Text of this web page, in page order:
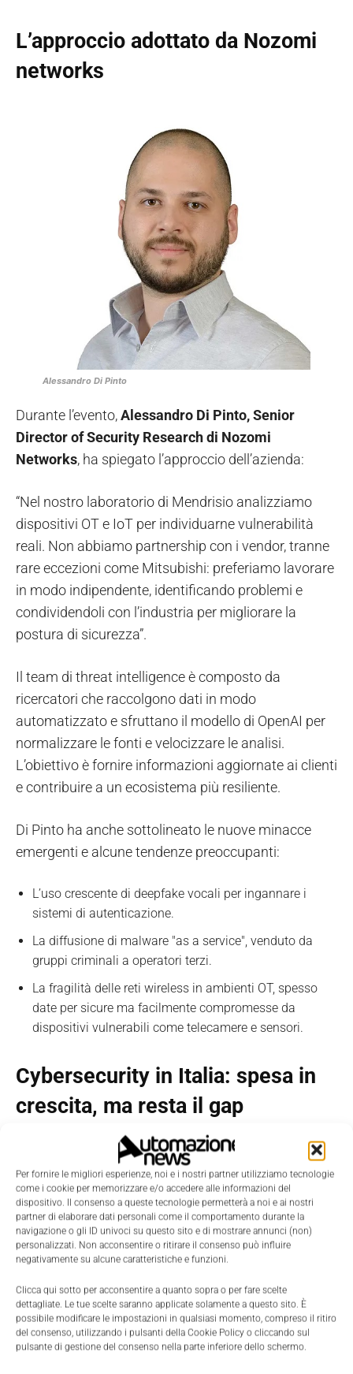
Per fornire le migliori esperienze, noi e i nostri partner utilizziamo tecnologie
come i cookie per memorizzare e/o accedere alle informazioni del
dispositivo. Il consenso a queste tecnologie permetterà a noi e ai nostri
partner di elaborare dati personali come il comportamento durante la
navigazione o gli ID univoci su questo sito e di mostrare annunci (non)
personalizzati. Non acconsentire o ritirare il consenso può influire
negativamente su alcune caratteristiche e funzioni.
Clicca qui sotto per acconsentire a quanto sopra o per fare scelte
dettagliate. Le tue scelte saranno applicate solamente a questo sito. È
possibile modificare le impostazioni in qualsiasi momento, compreso il ritiro
del consenso, utilizzando i pulsanti della Cookie Policy o cliccando sul
pulsante di gestione del consenso nella parte inferiore dello schermo.
L’approccio adottato da Nozomi
networks
Alessandro Di Pinto
Durante l’evento,Alessandro Di Pinto, Senior
Director of Security Research di Nozomi
Networks, ha spiegato l’approccio dell’azienda:
“Nel nostro laboratorio di Mendrisio analizziamo
dispositivi OT e IoT per individuarne vulnerabilità
reali. Non abbiamo partnership con i vendor, tranne
rare eccezioni come Mitsubishi: preferiamo lavorare
in modo indipendente, identificando problemi e
condividendoli con l’industria per migliorare la
postura di sicurezza”.
Il team di threat intelligence è composto da
ricercatori che raccolgono dati in modo
automatizzato e sfruttano il modello di OpenAI per
normalizzare le fonti e velocizzare le analisi.
L’obiettivo è fornire informazioni aggiornate ai clienti
e contribuire a un ecosistema più resiliente.
Di Pinto ha anche sottolineato le nuove minacce
emergenti e alcune tendenze preoccupanti:
L’uso crescente di deepfake vocali per ingannare i
sistemi di autenticazione.
La diffusione di malware "as a service", venduto da
gruppi criminali a operatori terzi.
La fragilità delle reti wireless in ambienti OT, spesso
date per sicure ma facilmente compromesse da
dispositivi vulnerabili come telecamere e sensori.
Cybersecurity in Italia: spesa in
crescita, ma resta il gap